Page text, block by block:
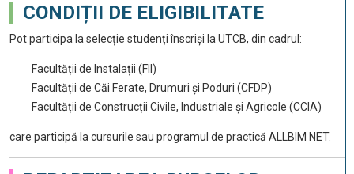
CONDIȚII DE ELIGIBILITATE
Pot participa la selecție studenți înscriși la UTCB, din cadrul:
Facultății de Instalații (FII)
Facultății de Căi Ferate, Drumuri și Poduri (CFDP)
Facultății de Construcții Civile, Industriale și Agricole (CCIA)
care participă la cursurile sau programul de practică ALLBIM NET.